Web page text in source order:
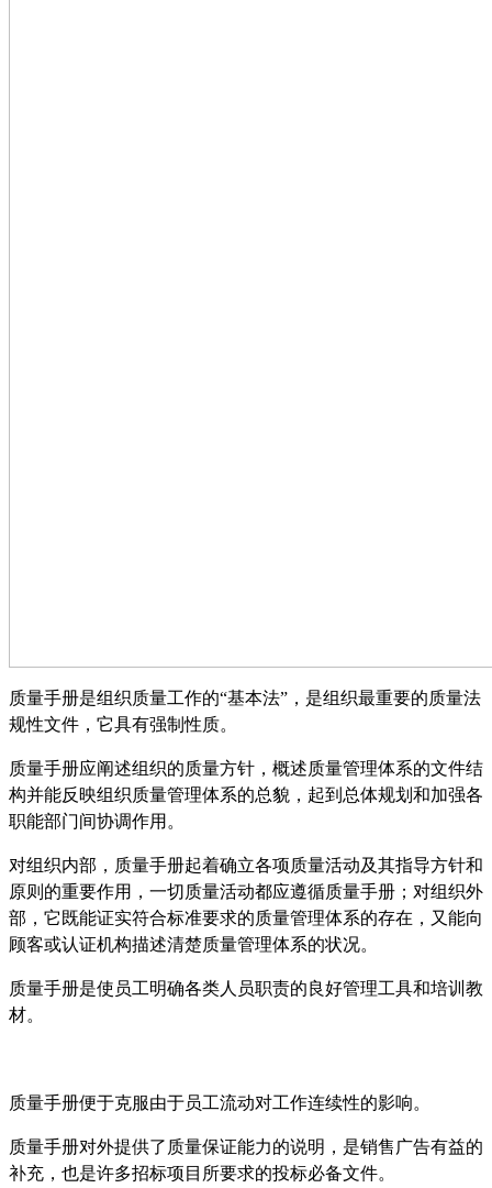
质量手册是组织质量工作的“基本法”，是组织最重要的质量法
规性文件，它具有强制性质。
质量手册应阐述组织的质量方针，概述质量管理体系的文件结
构并能反映组织质量管理体系的总貌，起到总体规划和加强各
职能部门间协调作用。
对组织内部，质量手册起着确立各项质量活动及其指导方针和
原则的重要作用，一切质量活动都应遵循质量手册；对组织外
部，它既能证实符合标准要求的质量管理体系的存在，又能向
顾客或认证机构描述清楚质量管理体系的状况。
质量手册是使员工明确各类人员职责的良好管理工具和培训教
材。
质量手册便于克服由于员工流动对工作连续性的影响。
质量手册对外提供了质量保证能力的说明，是销售广告有益的
补充，也是许多招标项目所要求的投标必备文件。